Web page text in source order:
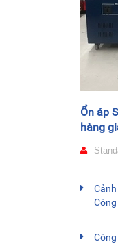
Ổn áp
hàng